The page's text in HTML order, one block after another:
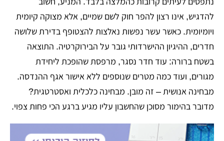
להדגיש, אינו רצון להפר חוק לשם שמיים, אלא מצוקה קיומית
ויומיומית. כאשר עשר נפשות נאלצות להצטופף בדירת שלושה
חדרים, ההיגיון ההישרדותי גובר על הבירוקרטיה. התוצאה
בשטח ברורה: עוד חדר נסגר, מרפסת שהופכת ליחידת
מגורים, ועוד כמה מטרים שנוספים ללא אישור אגף ההנדסה.
מבחינה אנושית – זה מובן. מבחינה כלכלית ואסטרטגית?
מדובר בהימור מסוכן שהחשבון עליו מגיע ברגע הכי פחות צפוי.